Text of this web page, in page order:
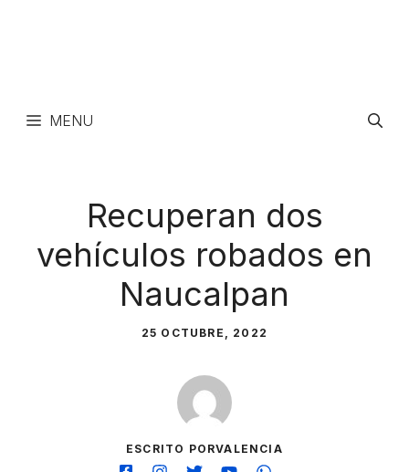
MENU
Recuperan dos
vehículos robados en
Naucalpan
25 OCTUBRE, 2022
ESCRITO PORVALENCIA